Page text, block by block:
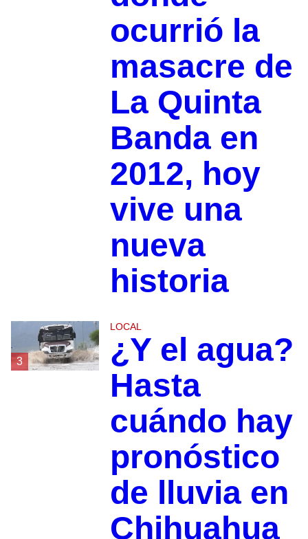
ocurrió la
masacre de
La Quinta
Banda en
2012, hoy
vive una
nueva
historia
3
LOCAL
¿Y el agua?
Hasta
cuándo hay
pronóstico
de lluvia en
Chihuahua